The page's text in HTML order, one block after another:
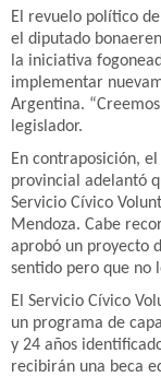
El revuelo político
el diputado
la iniciativa
implementar
Argentina.
legislador.
En contraposición,
provincial adelantó
Servicio Cívico
Mendoza. Cabe
aprobó un proyecto
sentido pero que no
El Servicio Cívico
un programa de
y 24 años
recibirán una beca